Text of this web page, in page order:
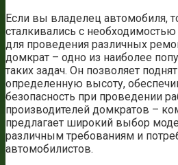
Если вы владелец автомобиля,
сталкивались с
для проведения различных
домкрат – одно из наиболее
таких задач. Он позволяет
определенную высоту,
безопасность при проведении
производителей домкратов –
предлагает широкий выбор
различным требованиям и
автомобилистов.